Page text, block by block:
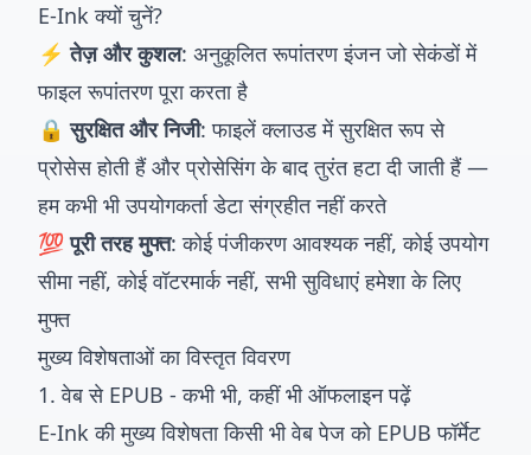
E-Ink क्यों चुनें?
⚡ तेज़ और कुशल: अनुकूलित रूपांतरण इंजन जो सेकंडों में
फाइल रूपांतरण पूरा करता है
🔒 सुरक्षित और निजी: फाइलें क्लाउड में सुरक्षित रूप से
प्रोसेस होती हैं और प्रोसेसिंग के बाद तुरंत हटा दी जाती हैं —
हम कभी भी उपयोगकर्ता डेटा संग्रहीत नहीं करते
💯 पूरी तरह मुफ्त: कोई पंजीकरण आवश्यक नहीं, कोई उपयोग
सीमा नहीं, कोई वॉटरमार्क नहीं, सभी सुविधाएं हमेशा के लिए
मुफ्त
मुख्य विशेषताओं का विस्तृत विवरण
1. वेब से EPUB - कभी भी, कहीं भी ऑफलाइन पढ़ें
E-Ink की मुख्य विशेषता किसी भी वेब पेज को EPUB फॉर्मेट